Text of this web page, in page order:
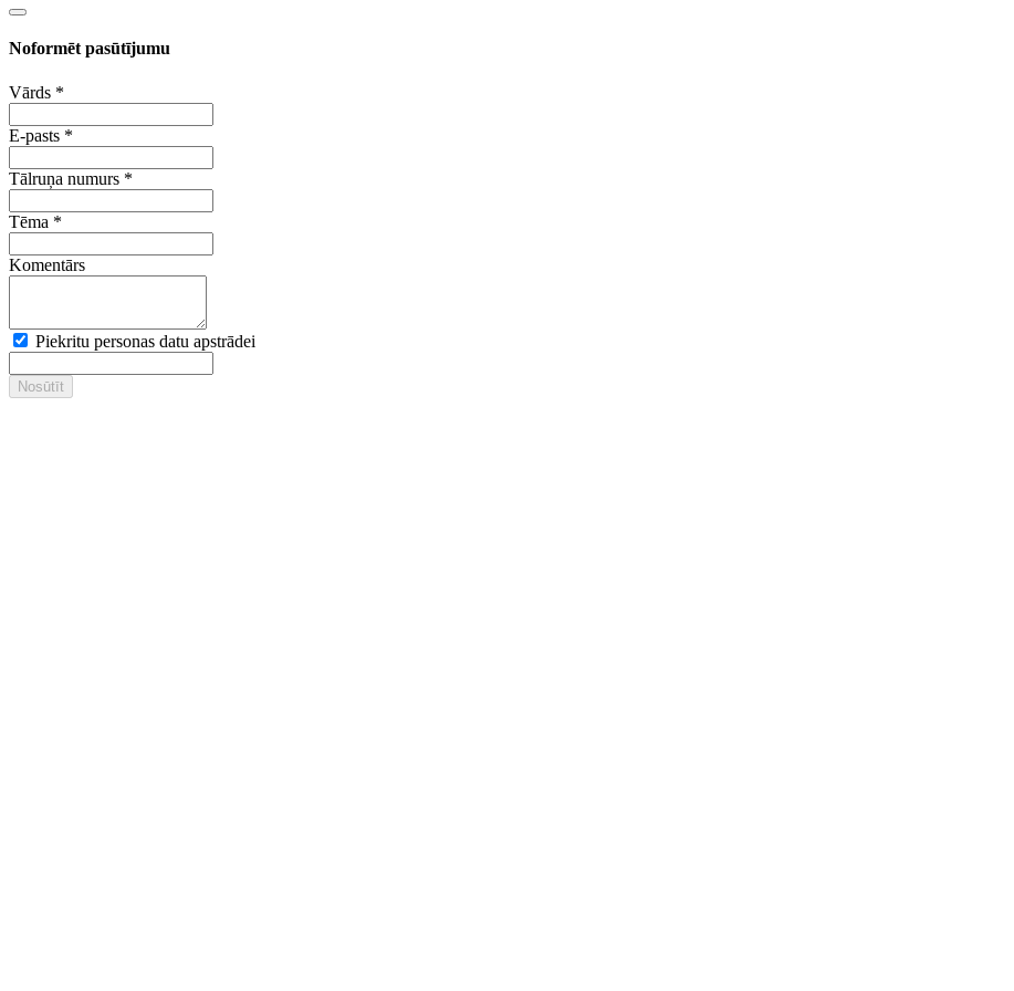
Noformēt pasūtījumu
Vārds *
E-pasts *
Tālruņa numurs *
Tēma *
Komentārs
Piekritu personas datu apstrādei
Nosūtīt